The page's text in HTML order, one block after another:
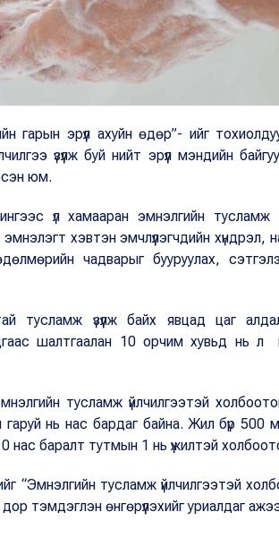
эрүүл ахуйн өдөр”- ийг
үзүүлж буй нийт эрүүл мэндийн
юм.
үл хамааран эмнэлгийн тусламж
хэвтэн эмчлүүлэгчдийн хүндрэл,
чадварыг бууруулах,
тусламж үзүүлж байх явцад цаг
шалтгаалан 10 орчим хувьд нь л
тусламж үйлчилгээтэй
нь нас бардаг байна. Жил бүр 500
баралт тутмын 1 нь үжилтэй
тусламж үйлчилгээтэй
тэмдэглэн өнгөрүүлэхийг уриалдаг